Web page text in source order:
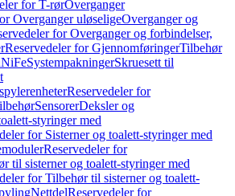
for T-rørOverganger
Overganger uløseligeOverganger og
for Overganger og forbindelser,
Reservedeler for GjennomføringerTilbehør
SystempakningerSkruesett til
Reservedeler for
SensorerDeksler og
styringer med
for Sisterner og toalett-styringer med
Reservedeler for
til sisterner og toalett-styringer med
for Tilbehør til sisterner og toalett-
NettdelReservedeler for